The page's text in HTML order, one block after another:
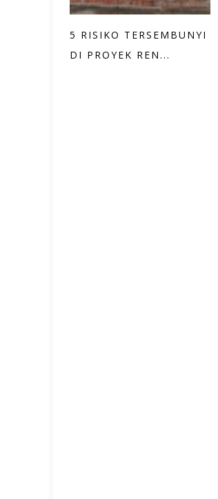
5 RISIKO TERSEMBUNYI
DI PROYEK REN...